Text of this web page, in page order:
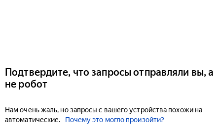
Подтвердите, что запросы отправляли вы, а
не робот
Нам очень жаль, но запросы с вашего устройства похожи на
автоматические.
Почему это могло произойти?